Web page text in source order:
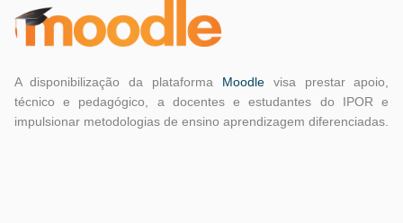
A disponibilização da plataforma Moodlevisa prestar apoio,
técnico e pedagógico, a docentes e estudantes do IPOR e
impulsionar metodologias de ensino aprendizagem diferenciadas.